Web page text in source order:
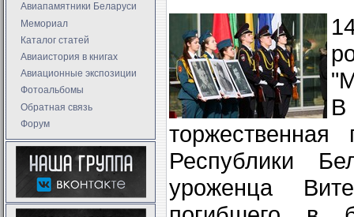
Авиапамятники Беларуси
Мемориал
Каталог статей
Авиаистория в книгах
Авиационные экспозиции
Фотоальбомы
Обратная связь
Форум
торжественная
Республики
уроженца